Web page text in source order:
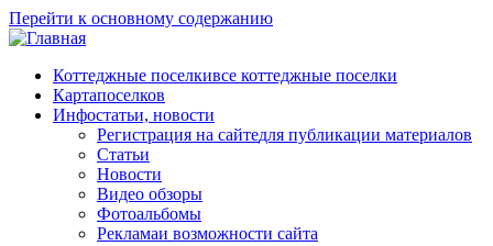
Перейти к основному содержанию
Коттеджные поселкивсе коттеджные поселки
Картапоселков
Инфостатьи, новости
Регистрация на сайтедля публикации материалов
Статьи
Новости
Видео обзоры
Фотоальбомы
Рекламаи возможности сайта